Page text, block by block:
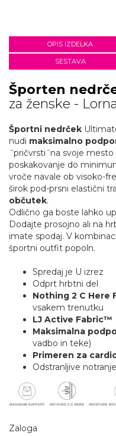
OPIS IZDELKA
SESTAVA
Športen
za ženske -
Športni nedrček
nudi maksimalno
˝pričvrsti˝na svoje
poskakovanje do
vroče navale ob visoko-
širok pod-prsni elastični
občutek.
Odlično ga boste lahko
Dodajte prosojno ali na
imate spodaj. V
športni outfit popoln.
Spredaj je U izrez
Odprt hrbtni del
Nothing 2 C Here
vsakem trenutku
LJ Active Fabric™
Maksimalna
vadbo in teke)
Primeren za
Odstranljive
Zaloga